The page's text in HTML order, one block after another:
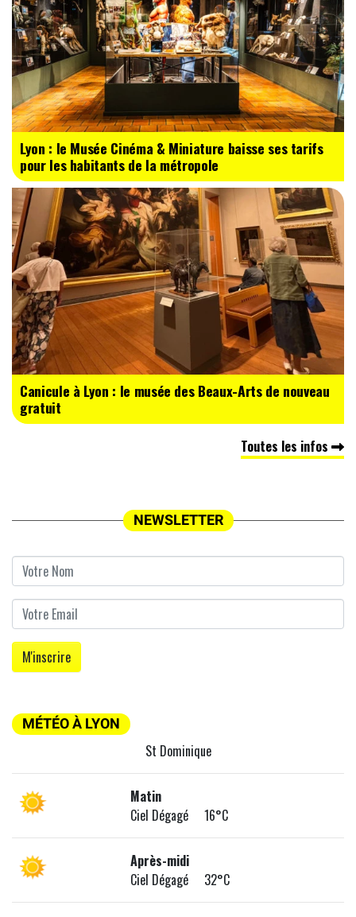
Lyon : le Musée Cinéma & Miniature baisse ses tarifs
pour les habitants de la métropole
Canicule à Lyon : le musée des Beaux-Arts de nouveau
gratuit
Toutes les infos
NEWSLETTER
MÉTÉO À LYON
St Dominique
Matin
Ciel Dégagé 16°C
Après-midi
Ciel Dégagé 32°C